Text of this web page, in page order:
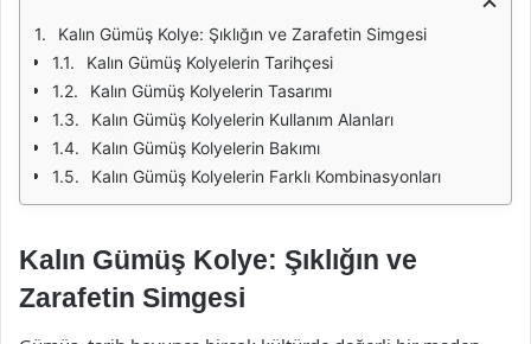
Kalın Gümüş Kolye: Şıklığın ve Zarafetin Simgesi
Kalın Gümüş Kolyelerin Tarihçesi
Kalın Gümüş Kolyelerin Tasarımı
Kalın Gümüş Kolyelerin Kullanım Alanları
Kalın Gümüş Kolyelerin Bakımı
Kalın Gümüş Kolyelerin Farklı Kombinasyonları
Kalın Gümüş Kolye: Şıklığın ve
Zarafetin Simgesi